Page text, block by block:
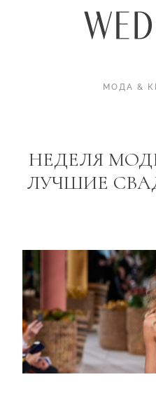
МОДА &
НЕДЕЛЯ
ЛУЧШИЕ